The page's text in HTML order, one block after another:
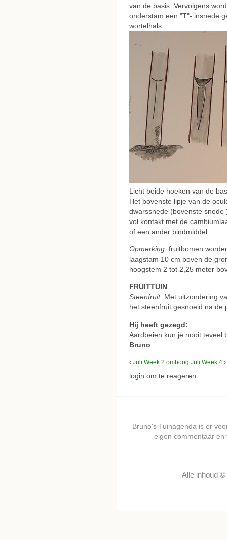
van de basis. Vervolgens
onderstam een "T"- insnede
wortelhals.
Licht beide hoeken van de
Het bovenste lipje van de
dwarssnede (bovenste
vol kontakt met de
of een ander bindmiddel.
Opmerking: fruitbomen
laagstam 10 cm boven de
hoogstem 2 tot 2,25 meter
FRUITTUIN
Steenfruit: Met uitzondering
het steenfruit gesnoeid na de
Hij heeft gezegd:
Aardbeien kun je nooit teveel
Bruno
‹ Juli Week 2 omhoog Juli Week 4 ›
login om te reageren
Bruno's Tuinagenda is er
eigen commentaar
Alle inhoud